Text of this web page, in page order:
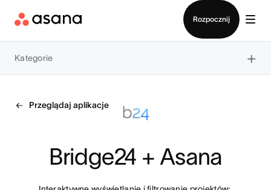
Rozpocznij
Kategorie ×
Przeglądaj aplikacje
Bridge24 + Asana